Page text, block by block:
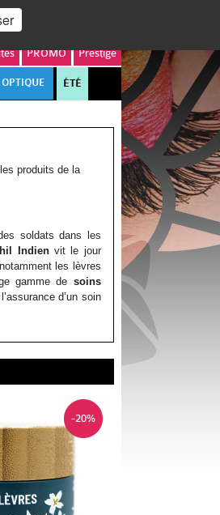
PROMO Prestige
OPTIQUE ÉTÉ
produits de la
soldats dans les
Indienvit le jour
les lèvres
gamme de soins
d’un soin
-20%